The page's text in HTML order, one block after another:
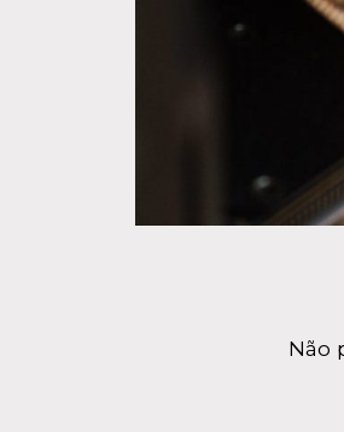
Não